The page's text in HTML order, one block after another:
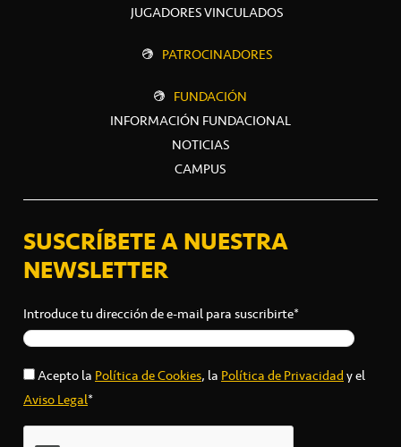
JUGADORES VINCULADOS
PATROCINADORES
FUNDACIÓN
INFORMACIÓN FUNDACIONAL
NOTICIAS
CAMPUS
SUSCRÍBETE A NUESTRA
NEWSLETTER
Introduce tu dirección de e-mail para suscribirte*
Acepto la Política de Cookies, la Política de Privacidady el
Aviso Legal*